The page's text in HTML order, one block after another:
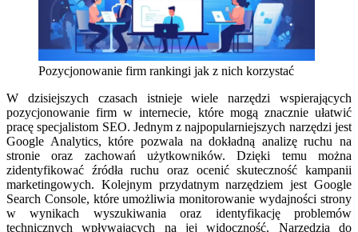
Pozycjonowanie firm rankingi jak z nich korzystać
W dzisiejszych czasach istnieje wiele narzędzi wspierających
pozycjonowanie firm w internecie, które mogą znacznie ułatwić
pracę specjalistom SEO. Jednym z najpopularniejszych narzędzi jest
Google Analytics, które pozwala na dokładną analizę ruchu na
stronie oraz zachowań użytkowników. Dzięki temu można
zidentyfikować źródła ruchu oraz ocenić skuteczność kampanii
marketingowych. Kolejnym przydatnym narzędziem jest Google
Search Console, które umożliwia monitorowanie wydajności strony
w wynikach wyszukiwania oraz identyfikację problemów
technicznych wpływających na jej widoczność. Narzędzia do